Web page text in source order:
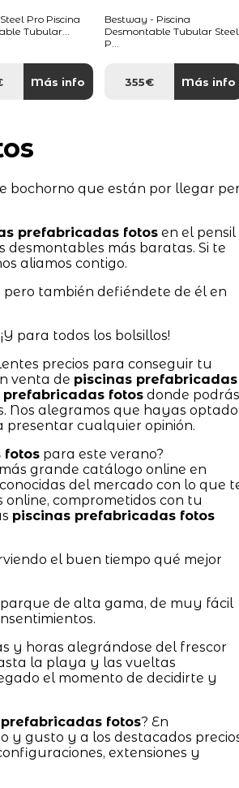
Pro Piscina
Tubular...
Más info
Bestway - Piscina
Desmontable Tubular Steel
P...
355€ Más info
bochorno que están por llegar
prefabricadas fotosen el pensil
desmontables más baratas. Si te
aliamos contigo.
también defiéndete de él en
para todos los bolsillos!
precios para conseguir tu
venta de piscinas prefabricadas
prefabricadas fotosdonde podrás
Nos alegramos que hayas optado
cualquier opinión.
fotospara este verano?
grande catálogo online en
del mercado con lo que
online, comprometidos con tu
piscinas prefabricadas fotos
el buen tiempo qué mejor
de alta gama, de muy fácil
y horas alegrándose del frescor
la playa y las vueltas
el momento de decidirte y
fotos? En
y gusto y a los destacados
extensiones y